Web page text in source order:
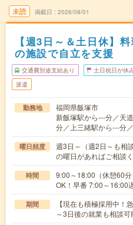
未読 掲載日 2026/08/01
【週3日～＆土日休】
の施設で自立を支援
交通費別途支給あり 土日祝日が休
派遣
勤務地
福岡県飯塚市
新飯塚駅から---分／天
分／上三緒駅から---分
曜日頻度
週3日～（週2日～も相
の曜日があればご相談
時間
9:00～18:00（休憩60
OK！早番 7:00～16:00
期間
【現在も積極採用中
～3日後の就業も相談可